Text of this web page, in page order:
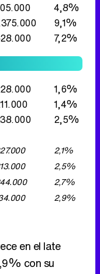
4,8%
9,1%
7,2%
1,6%
1,4%
2,5%
2,1%
2,5%
2,7%
2,9%
en el late
con su